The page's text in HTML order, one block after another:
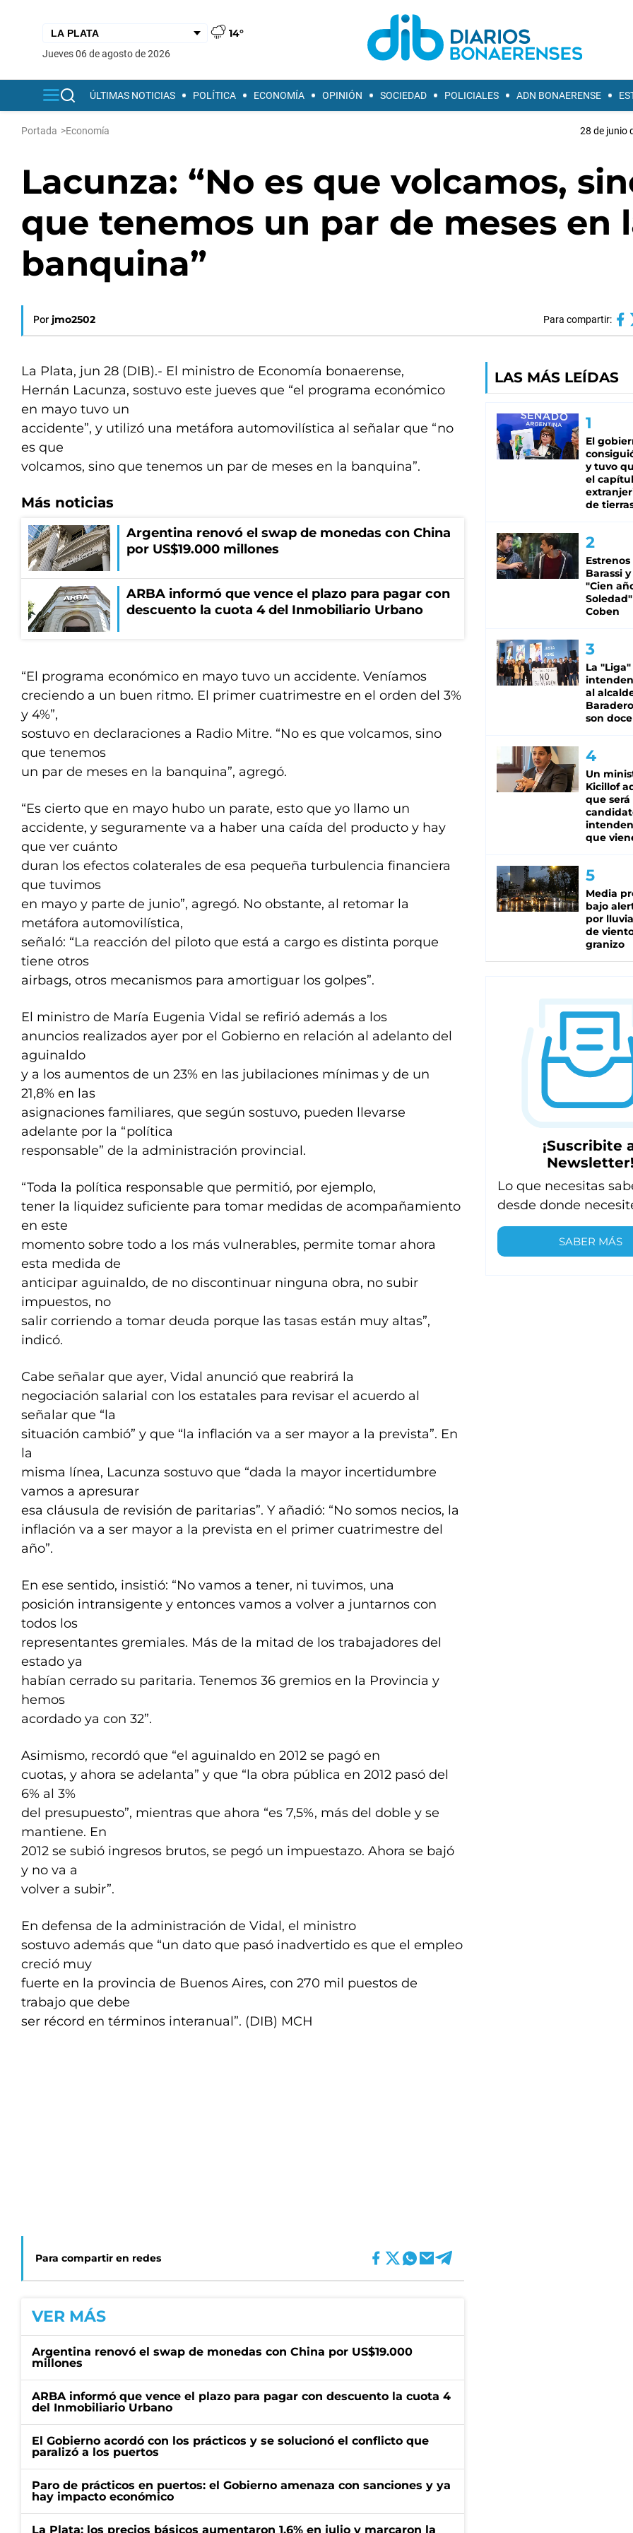
14°
jueves 06 de agosto de 2026
ÚLTIMAS NOTICIAS POLÍTICA ECONOMÍA OPINIÓN SOCIEDAD POLICIALES ADN BONAERENSE
Portada >Economía 28 de junio
Lacunza: “No es que volcamos,
que tenemos un par de meses en
banquina”
Por jmo2502 Para compartir:
La Plata, jun 28 (DIB).- El ministro de Economía bonaerense,
Hernán Lacunza, sostuvo este jueves que “el programa económico
en mayo tuvo un
accidente”, y utilizó una metáfora automovilística al señalar que “no
es que
volcamos, sino que tenemos un par de meses en la banquina”.
Más noticias
Argentina renovó el swap de monedas con China
por US$19.000 millones
ARBA informó que vence el plazo para pagar con
descuento la cuota 4 del Inmobiliario Urbano
“El programa económico en mayo tuvo un accidente. Veníamos
creciendo a un buen ritmo. El primer cuatrimestre en el orden del 3%
y 4%”,
sostuvo en declaraciones a Radio Mitre. “No es que volcamos, sino
que tenemos
un par de meses en la banquina”, agregó.
“Es cierto que en mayo hubo un parate, esto que yo llamo un
accidente, y seguramente va a haber una caída del producto y hay
que ver cuánto
duran los efectos colaterales de esa pequeña turbulencia financiera
que tuvimos
en mayo y parte de junio”, agregó. No obstante, al retomar la
metáfora automovilística,
señaló: “La reacción del piloto que está a cargo es distinta porque
tiene otros
airbags, otros mecanismos para amortiguar los golpes”.
El ministro de María Eugenia Vidal se refirió además a los
anuncios realizados ayer por el Gobierno en relación al adelanto del
aguinaldo
y a los aumentos de un 23% en las jubilaciones mínimas y de un
21,8% en las
asignaciones familiares, que según sostuvo, pueden llevarse
adelante por la “política
responsable” de la administración provincial.
“Toda la política responsable que permitió, por ejemplo,
tener la liquidez suficiente para tomar medidas de acompañamiento
en este
momento sobre todo a los más vulnerables, permite tomar ahora
esta medida de
anticipar aguinaldo, de no discontinuar ninguna obra, no subir
impuestos, no
salir corriendo a tomar deuda porque las tasas están muy altas”,
indicó.
Cabe señalar que ayer, Vidal anunció que reabrirá la
negociación salarial con los estatales para revisar el acuerdo al
señalar que “la
situación cambió” y que “la inflación va a ser mayor a la prevista”. En
la
misma línea, Lacunza sostuvo que “dada la mayor incertidumbre
vamos a apresurar
esa cláusula de revisión de paritarias”. Y añadió: “No somos necios, la
inflación va a ser mayor a la prevista en el primer cuatrimestre del
año”.
En ese sentido, insistió: “No vamos a tener, ni tuvimos, una
posición intransigente y entonces vamos a volver a juntarnos con
todos los
representantes gremiales. Más de la mitad de los trabajadores del
estado ya
habían cerrado su paritaria. Tenemos 36 gremios en la Provincia y
hemos
acordado ya con 32”.
Asimismo, recordó que “el aguinaldo en 2012 se pagó en
cuotas, y ahora se adelanta” y que “la obra pública en 2012 pasó del
6% al 3%
del presupuesto”, mientras que ahora “es 7,5%, más del doble y se
mantiene. En
2012 se subió ingresos brutos, se pegó un impuestazo. Ahora se bajó
y no va a
volver a subir”.
En defensa de la administración de Vidal, el ministro
sostuvo además que “un dato que pasó inadvertido es que el empleo
creció muy
fuerte en la provincia de Buenos Aires, con 270 mil puestos de
trabajo que debe
ser récord en términos interanual”. (DIB) MCH
Para compartir en redes
VER MÁS
Argentina renovó el swap de monedas con China por US$19.000
millones
ARBA informó que vence el plazo para pagar con descuento la cuota 4
del Inmobiliario Urbano
El Gobierno acordó con los prácticos y se solucionó el conflicto que
paralizó a los puertos
Paro de prácticos en puertos: el Gobierno amenaza con sanciones y ya
hay impacto económico
La Plata: los precios básicos aumentaron 1,6% en julio y marcaron la
LAS MÁS LEÍDAS
El
y tuvo
el
de
Estrenos
Barassi
"Cien
Coben
La
al
son doce
Un
Kicillof
que será
que
Media
bajo
por
de
granizo
¡Suscribite
Newsletter!
Lo que necesitas
desde donde
SABER MÁS